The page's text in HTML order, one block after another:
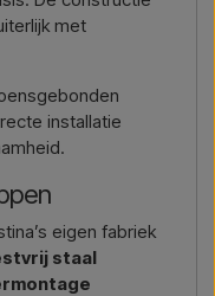
met
installatie
eigen fabriek
staal